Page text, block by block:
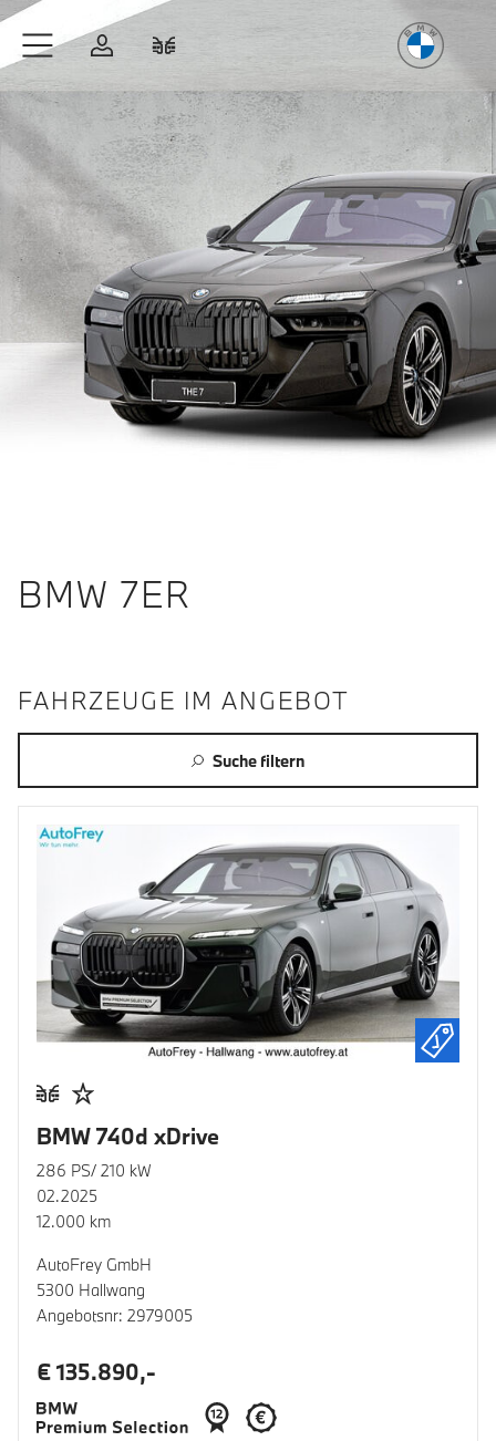
Zum Hauptinhalt springen
Anmelden
BMW 7ER
FAHRZEUGE IM ANGEBOT
Suche filtern
BMW 740d xDrive
286 PS/ 210 kW
02.2025
12.000 km
AutoFrey GmbH
5300 Hallwang
Angebotsnr: 2979005
€ 135.890,-